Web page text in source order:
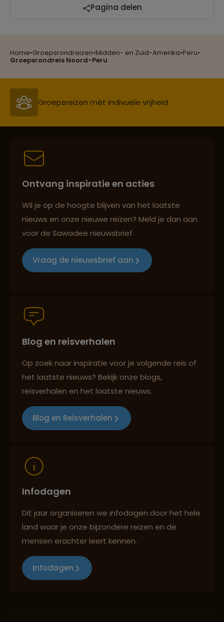
Home•Groepsrondreizen•Midden- en Zuid-Amerika•Peru•
Groepsrondreis Noord-Peru
Pagina delen
Reizen met oog voor mens, cultuur en milieu
Groepsreizen mét indivuele vrijheid
Persoonlijk en deskundig reisadvies
Reizen met oog voor mens, cultuur en milieu
Persoonlijk en deskundig reisadvies
Best beoordeelde reisroutes
Ontvang inspiratie en acties
Wil je op de hoogte blijven van het laatste
nieuws en onze nieuwe reizen? Meld je dan aan
voor de Sawadee nieuwsbrief.
Vraag de nieuwsbrief aan
Blog en reisverhalen
Op zoek naar inspiratie voor je volgende reis of
het laatste nieuws? Bekijk onze blogs,
reisverhalen en het laatste nieuws.
Blog en Reisverhalen
Infodagen
Dit jaar organiseren we infodagen door het hele
land waar je onze bijzondere reizen en de
mensen erachter leert kennen.
Infodagen